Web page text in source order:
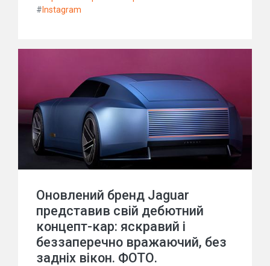
# Instagram
Оновлений бренд Jaguar
представив свій дебютний
концепт-кар: яскравий і
беззаперечно вражаючий, без
задніх вікон. ФОТО.